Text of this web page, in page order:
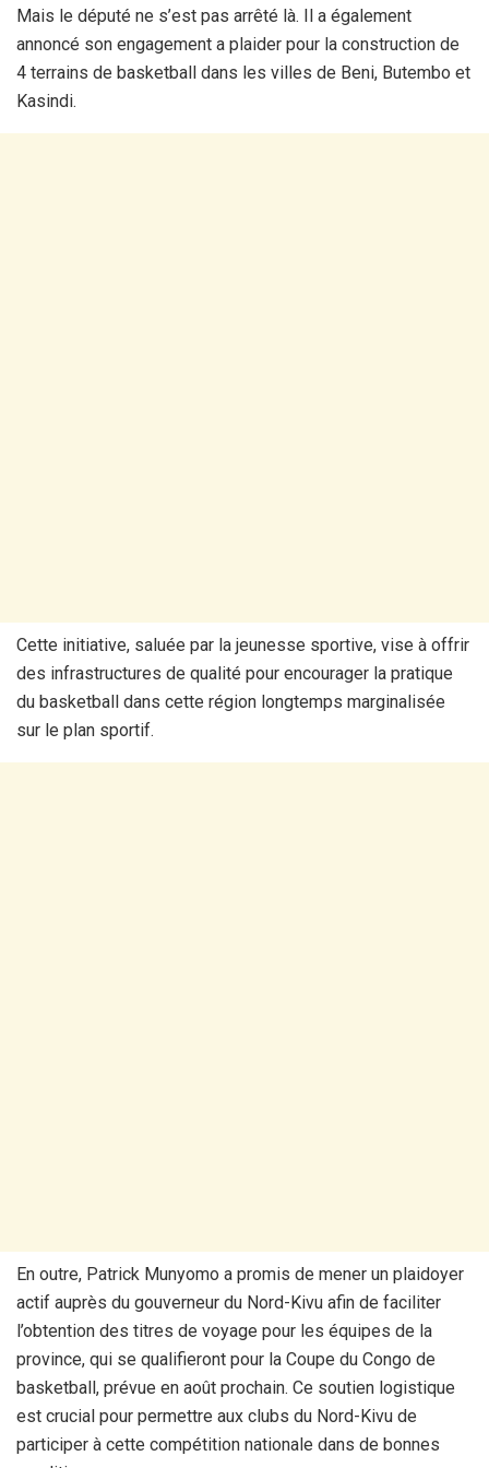
Mais le député ne s’est pas arrêté là. Il a également
annoncé son engagement a plaider pour la construction de
4 terrains de basketball dans les villes de Beni, Butembo et
Kasindi.
Cette initiative, saluée par la jeunesse sportive, vise à offrir
des infrastructures de qualité pour encourager la pratique
du basketball dans cette région longtemps marginalisée
sur le plan sportif.
En outre, Patrick Munyomo a promis de mener un plaidoyer
actif auprès du gouverneur du Nord-Kivu afin de faciliter
l’obtention des titres de voyage pour les équipes de la
province, qui se qualifieront pour la Coupe du Congo de
basketball, prévue en août prochain. Ce soutien logistique
est crucial pour permettre aux clubs du Nord-Kivu de
participer à cette compétition nationale dans de bonnes